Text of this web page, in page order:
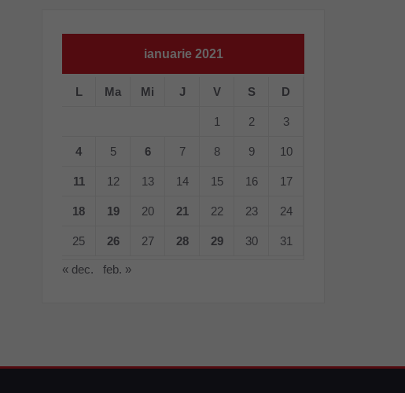
ianuarie 2021
L Ma Mi J V S D
1 2 3
4 5 6 7 8 9 10
11 12 13 14 15 16 17
18 19 20 21 22 23 24
25 26 27 28 29 30 31
« dec. feb. »